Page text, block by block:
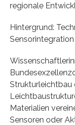
regionale
Hintergrund:
Strukturleichtbau
Materialien
Sensoren oder